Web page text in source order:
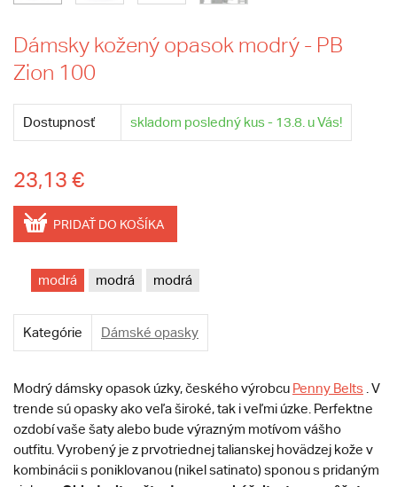
Dámsky kožený opasok modrý - PB
Zion 100
Dostupnosť skladom posledný kus - 13.8. u Vás!
23,13 €
PRIDAŤ DO KOŠÍKA
modrá modrá modrá
Kategórie Dámské opasky
Modrý dámsky opasok úzky, českého výrobcu Penny Belts . V
trende sú opasky ako veľa široké, tak i veľmi úzke. Perfektne
ozdobí vaše šaty alebo bude výrazným motívom vášho
outfitu. Vyrobený je z prvotriednej talianskej hovädzej kože v
kombinácii s poniklovanou (nikel satinato) sponou s pridaným